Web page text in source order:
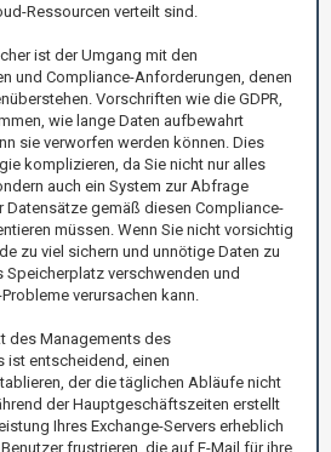
Ressourcen verteilt sind.
ist der Umgang mit den
und Compliance-Anforderungen, denen
Vorschriften wie die GDPR,
wie lange Daten aufbewahrt
sie verworfen werden können. Dies
komplizieren, da Sie nicht nur alles
auch ein System zur Abfrage
Datensätze gemäß diesen Compliance-
müssen. Wenn Sie nicht vorsichtig
zu viel sichern und unnötige Daten zu
Speicherplatz verschwenden und
verursachen kann.
des Managements des
ist entscheidend, einen
der die täglichen Abläufe nicht
der Hauptgeschäftszeiten erstellt
Ihres Exchange-Servers erheblich
frustrieren, die auf E-Mail für ihre